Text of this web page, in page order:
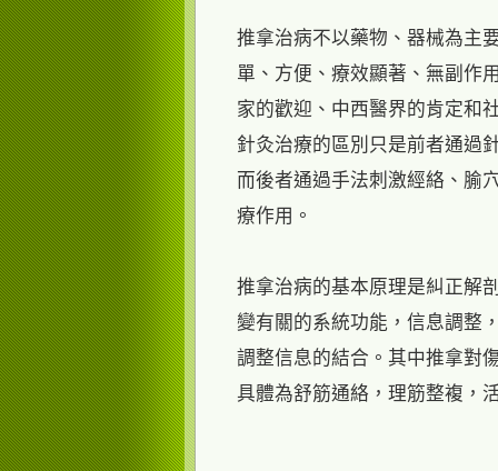
推拿治病不以藥物、器械為主
單、方便、療效顯著、無副作
家的歡迎、中西醫界的肯定和
針灸治療的區別只是前者通過
而後者通過手法刺激經絡、腧
療作用。
推拿治病的基本原理是糾正解
變有關的系統功能，信息調整
調整信息的結合。其中推拿對
具體為舒筋通絡，理筋整複，